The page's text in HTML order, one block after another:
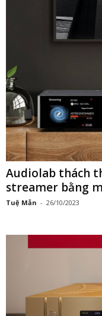
Audiolab thách
streamer bằng
Tuệ Mẫn - 26/10/2023